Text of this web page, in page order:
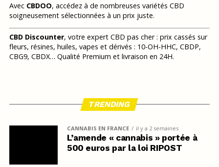
Avec CBDOO, accédez à de nombreuses variétés CBD
soigneusement sélectionnées à un prix juste.
CBD Discounter, votre expert CBD pas cher : prix cassés sur
fleurs, résines, huiles, vapes et dérivés : 10-OH-HHC, CBDP,
CBG9, CBDX… Qualité Premium et livraison en 24H.
TRENDING
CANNABIS EN FRANCE il y a 2 semaines
L’amende « cannabis » portée à
500 euros par la loi RIPOST